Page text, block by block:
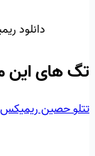
دانلود
تگ‌ های این
تتلوحصینریمیکس